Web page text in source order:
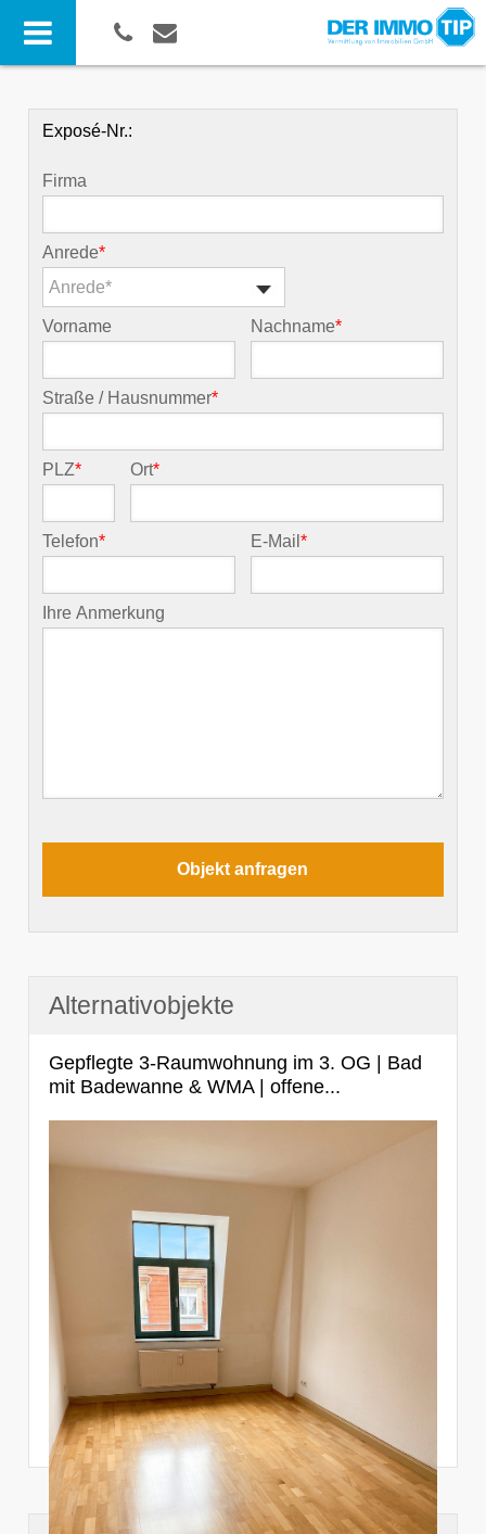
Exposé-Nr.:
Firma
Anrede*
Anrede*
Vorname Nachname*
Straße / Hausnummer*
PLZ* Ort*
Telefon* E-Mail*
Ihre Anmerkung
Alternativobjekte
Gepflegte 3-Raumwohnung im 3. OG | Bad
mit Badewanne & WMA | offene...